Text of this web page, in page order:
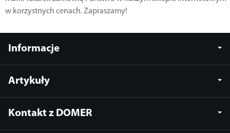
w korzystnych cenach. Zapraszamy!
Informacje
Artykuły
Kontakt z DOMER